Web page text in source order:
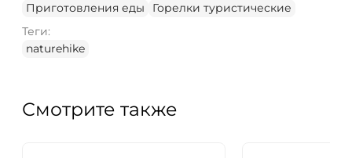
Приготовления еды
Горелки туристические
Теги:
naturehike
Смотрите также